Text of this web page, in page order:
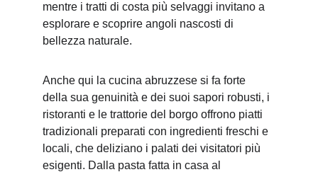
mentre i tratti di costa più selvaggi invitano a
esplorare e scoprire angoli nascosti di
bellezza naturale.
Anche qui la cucina abruzzese si fa forte
della sua genuinità e dei suoi sapori robusti, i
ristoranti e le trattorie del borgo offrono piatti
tradizionali preparati con ingredienti freschi e
locali, che deliziano i palati dei visitatori più
esigenti. Dalla pasta fatta in casa al